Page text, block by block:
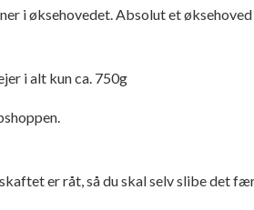
i øksehovedet. Absolut et
i alt kun ca. 750g
er råt, så du skal selv slibe det